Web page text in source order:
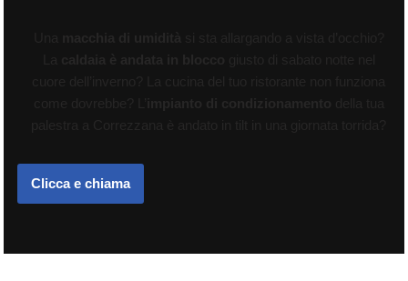
Clicca e chiama